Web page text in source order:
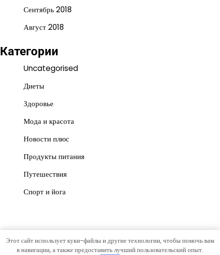
Сентябрь 2018
Август 2018
Категории
Uncategorised
Диеты
Здоровье
Мода и красота
Новости плюс
Продукты питания
Путешествия
Спорт и йога
Copyright © 2026vesti-moТема News Store отArtify
Этот сайт использует куки-файлы и другие технологии, чтобы помочь вам
в навигации, а также предоставить лучший пользовательский опыт.